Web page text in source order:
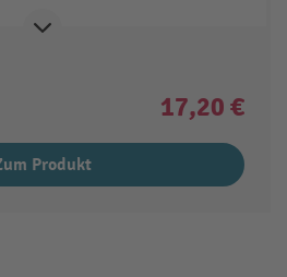
17,20 €
Produkt